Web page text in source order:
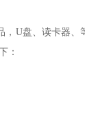
，U盘、读卡器、
：